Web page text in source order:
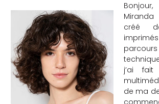
créé
imprimés
j’ai fait
de ma